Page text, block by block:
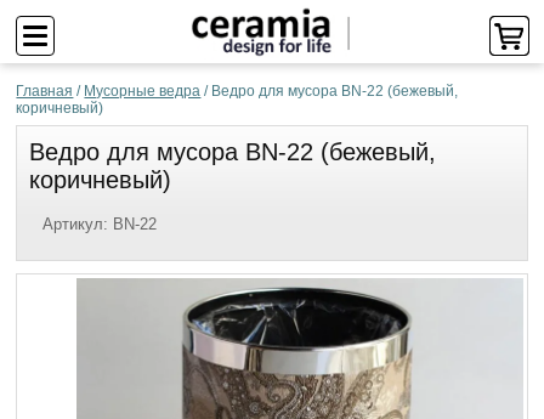
Главная / Мусорные ведра / Ведро для мусора BN-22 (бежевый,
коричневый)
Ведро для мусора BN-22 (бежевый,
коричневый)
Артикул: BN-22